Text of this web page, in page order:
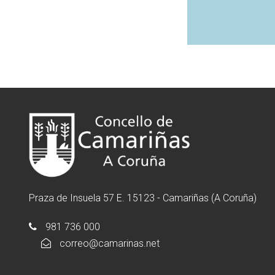
Praza de Insuela 57 E. 15123 - Camariñas (A Coruña)
981 736 000
correo@camarinas.net